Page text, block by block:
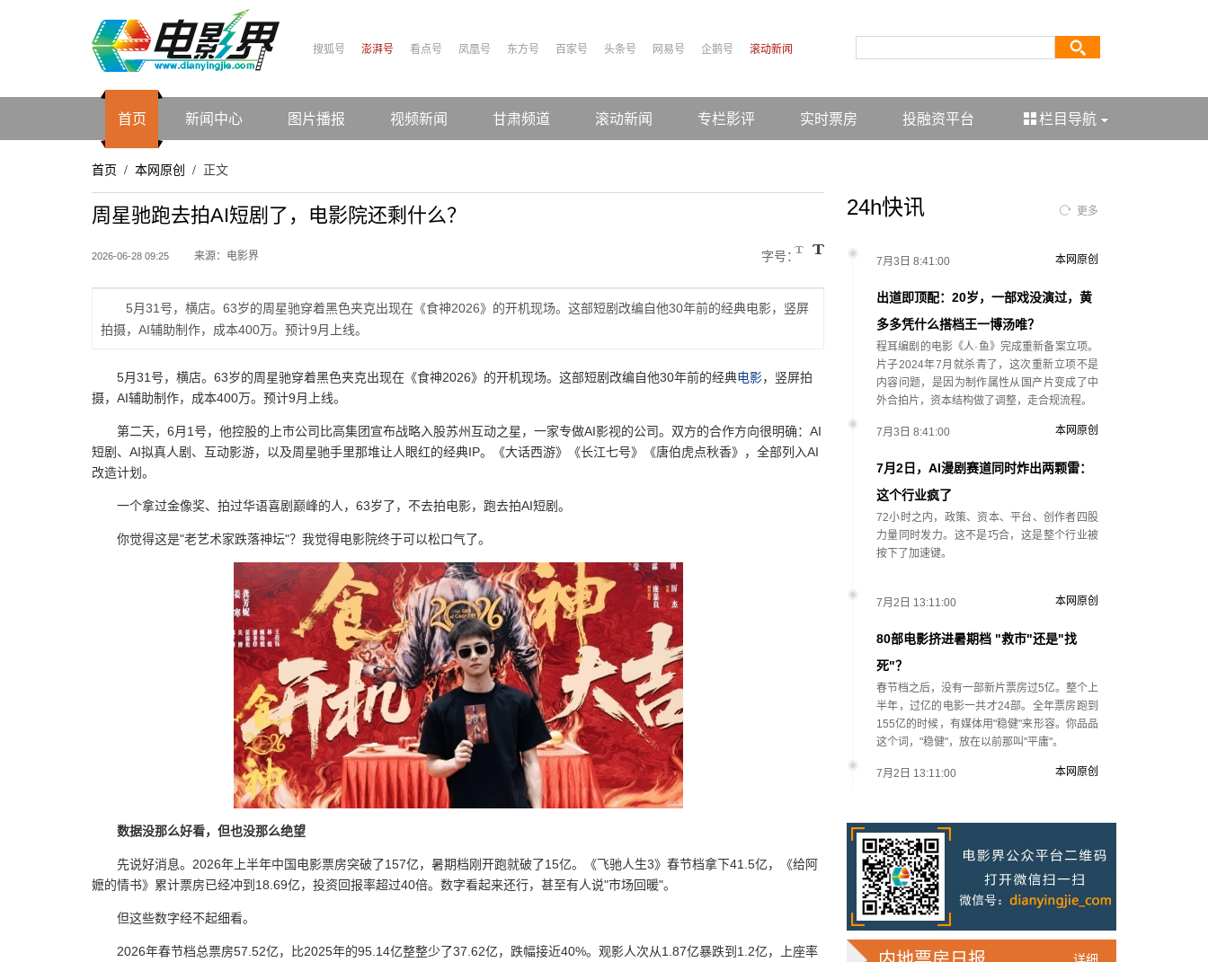
搜狐号 澎湃号 看点号 凤凰号 东方号 百家号 头条号 网易号 企鹅号 滚动新闻
首页 新闻中心 图片播报 视频新闻 甘肃频道 滚动新闻 专栏影评 实时票房 投融资平台 栏目导航
首页 / 本网原创 / 正文
周星驰跑去拍AI短剧了，电影院还剩什么？
2026-06-28 09:25 来源：电影界 字号：
5月31号，横店。63岁的周星驰穿着黑色夹克出现在《食神2026》的开机现场。这部短剧改编自他30年前的经典电影，竖屏
拍摄，AI辅助制作，成本400万。预计9月上线。
5月31号，横店。63岁的周星驰穿着黑色夹克出现在《食神2026》的开机现场。这部短剧改编自他30年前的经典电影，竖屏拍
摄，AI辅助制作，成本400万。预计9月上线。
第二天，6月1号，他控股的上市公司比高集团宣布战略入股苏州互动之星，一家专做AI影视的公司。双方的合作方向很明确：AI
短剧、AI拟真人剧、互动影游，以及周星驰手里那堆让人眼红的经典IP。《大话西游》《长江七号》《唐伯虎点秋香》，全部列入AI
改造计划。
一个拿过金像奖、拍过华语喜剧巅峰的人，63岁了，不去拍电影，跑去拍AI短剧。
你觉得这是"老艺术家跌落神坛"？我觉得电影院终于可以松口气了。
数据没那么好看，但也没那么绝望
先说好消息。2026年上半年中国电影票房突破了157亿，暑期档刚开跑就破了15亿。《飞驰人生3》春节档拿下41.5亿，《给阿
嬷的情书》累计票房已经冲到18.69亿，投资回报率超过40倍。数字看起来还行，甚至有人说"市场回暖"。
但这些数字经不起细看。
2026年春节档总票房57.52亿，比2025年的95.14亿整整少了37.62亿，跌幅接近40%。观影人次从1.87亿暴跌到1.2亿，上座率
24h快讯 更多
7月3日 8:41:00
出道即顶配：20岁，一部戏没演过，黄
多多凭什么搭档王一博汤唯？
程耳编剧的电影《人·鱼》完成重新备案立项。
片子2024年7月就杀青了，这次重新立项不是
内容问题，是因为制作属性从国产片变成了中
外合拍片，资本结构做了调整，走合规流程。
本网原创
7月3日 8:41:00
7月2日，AI漫剧赛道同时炸出两颗雷：
这个行业疯了
72小时之内，政策、资本、平台、创作者四股
力量同时发力。这不是巧合，这是整个行业被
按下了加速键。
本网原创
7月2日 13:11:00
80部电影挤进暑期档 "救市"还是"找
死"？
春节档之后，没有一部新片票房过5亿。整个上
半年，过亿的电影一共才24部。全年票房跑到
155亿的时候，有媒体用"稳健"来形容。你品品
这个词，"稳健"，放在以前那叫"平庸"。
本网原创
7月2日 13:11:00
路
2025年，真人实拍微短剧的上线数量占比约
71%，AI微短剧不到30%。到了2026年第一季
度，这个比例完全倒挂——真人实拍跌到
32%，AI飙升到68%。
本网原创
本网原创